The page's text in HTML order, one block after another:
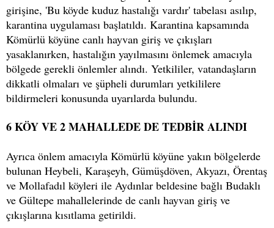
girişine, 'Bu köyde kuduz hastalığı vardır' tabelası asılıp,
karantina uygulaması başlatıldı. Karantina kapsamında
Kömürlü köyüne canlı hayvan giriş ve çıkışları
yasaklanırken, hastalığın yayılmasını önlemek amacıyla
bölgede gerekli önlemler alındı. Yetkililer, vatandaşların
dikkatli olmaları ve şüpheli durumları yetkililere
bildirmeleri konusunda uyarılarda bulundu.
6 KÖY VE 2 MAHALLEDE DE TEDBİR ALINDI
Ayrıca önlem amacıyla Kömürlü köyüne yakın bölgelerde
bulunan Heybeli, Karaşeyh, Gümüşdöven, Akyazı, Örentaş
ve Mollafadıl köyleri ile Aydınlar beldesine bağlı Budaklı
ve Gültepe mahallelerinde de canlı hayvan giriş ve
çıkışlarına kısıtlama getirildi.